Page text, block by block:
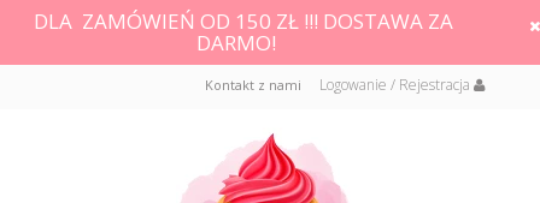
DLA ZAMÓWIEŃ OD 150 ZŁ !!! DOSTAWA ZA
DARMO!
Logowanie / Rejestracja
Kontakt z nami